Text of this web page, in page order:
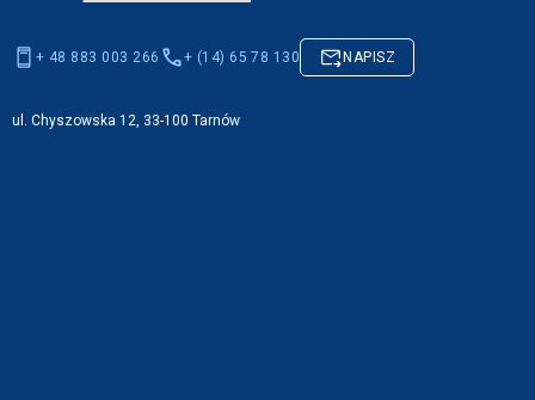
+ 48 883 003 266 + (14) 65 78 130 NAPISZ
ul. Chyszowska 12, 33-100 Tarnów